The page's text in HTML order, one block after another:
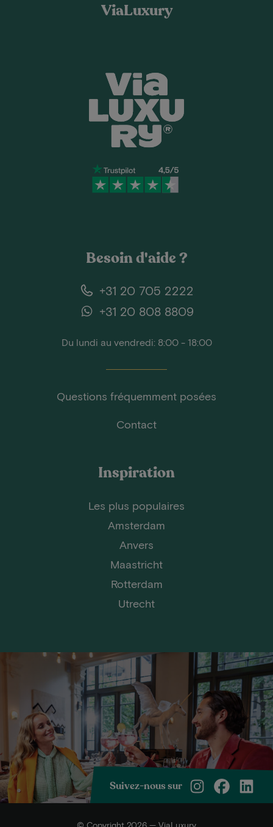
ViaLuxury
Besoin d'aide ?
+31 20 705 2222
+31 20 808 8809
Du lundi au vendredi: 8:00 - 18:00
Questions fréquemment posées
Contact
Inspiration
Les plus populaires
Amsterdam
Anvers
Maastricht
Rotterdam
Utrecht
Suivez-nous sur
© Copyright 2026 — ViaLuxury